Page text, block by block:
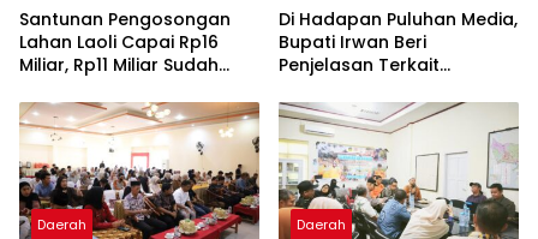
Santunan Pengosongan
Lahan Laoli Capai Rp16
Miliar, Rp11 Miliar Sudah
Di Hadapan Puluhan Media,
Bupati Irwan Beri
Penjelasan Terkait
Daerah Daerah